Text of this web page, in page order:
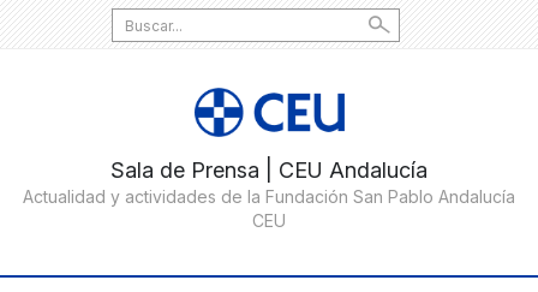
Search
for: